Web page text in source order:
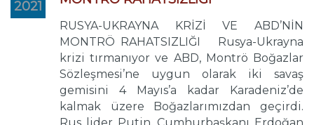
2021
RUSYA-UKRAYNA KRİZİ VE ABD’NİN
MONTRÖ RAHATSIZLIĞI Rusya-Ukrayna
krizi tırmanıyor ve ABD, Montrö Boğazlar
Sözleşmesi’ne uygun olarak iki savaş
gemisini 4 Mayıs’a kadar Karadeniz’de
kalmak üzere Boğazlarımızdan geçirdi.